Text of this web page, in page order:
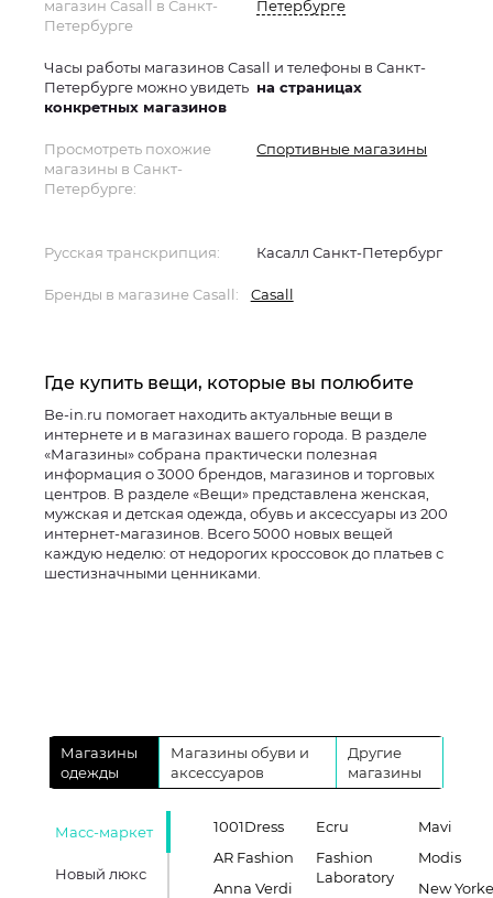
магазин Casall в Санкт-
Петербурге
Петербурге
Часы работы магазинов Casall и телефоны в Санкт-
Петербурге можно увидеть на страницах
конкретных магазинов
Просмотреть похожие
магазины в Санкт-
Петербурге:
Спортивные магазины
Русская транскрипция: Касалл Санкт-Петербург
Бренды в магазине Casall: Casall
Где купить вещи, которые вы полюбите
Be-in.ru помогает находить актуальные вещи в
интернете и в магазинах вашего города. В разделе
«Магазины» собрана практически полезная
информация о 3000 брендов, магазинов и торговых
центров. В разделе «Вещи» представлена женская,
мужская и детская одежда, обувь и аксессуары из 200
интернет-магазинов. Всего 5000 новых вещей
каждую неделю: от недорогих кроссовок до платьев с
шестизначными ценниками.
Магазины
одежды
Магазины обуви и
аксессуаров
Другие
магазины
Масс-маркет
Новый люкс
1001Dress
AR Fashion
Anna Verdi
Ecru
Fashion
Laboratory
Mavi
Modis
New